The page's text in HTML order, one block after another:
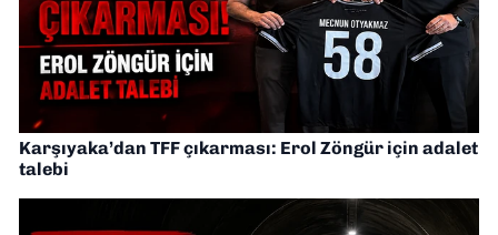
Karşıyaka’dan TFF çıkarması: Erol Zöngür için adalet
talebi